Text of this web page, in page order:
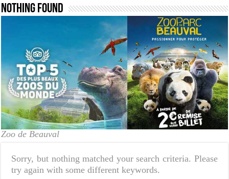
Nothing Found
Zoo de Beauval
Sorry, but nothing matched your search criteria. Please
try again with some different keywords.